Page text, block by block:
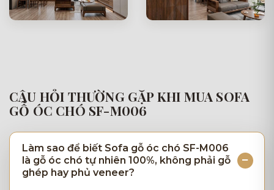
CÂU HỎI THƯỜNG GẶP KHI MUA SOFA
GỖ ÓC CHÓ SF-M006
Làm sao để biết Sofa gỗ óc chó SF-M006
là gỗ óc chó tự nhiên 100%, không phải gỗ
ghép hay phủ veneer?